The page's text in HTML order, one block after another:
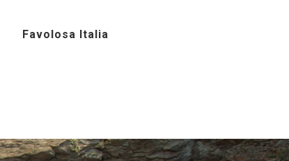
Favolosa Italia